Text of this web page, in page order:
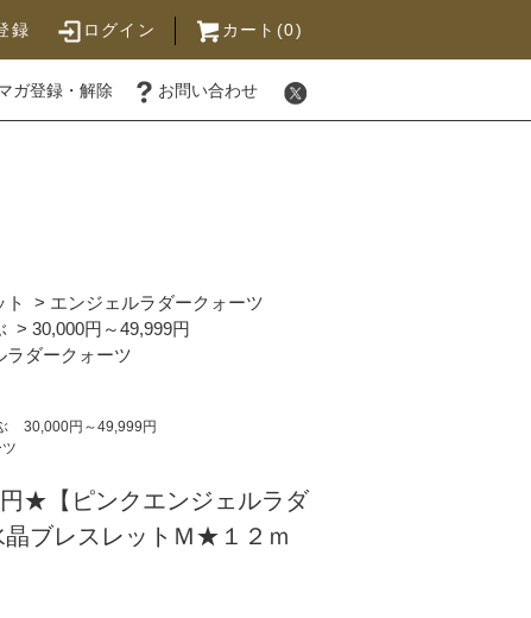
録 ログイン カート(0)
ガ登録・解除 お問い合わせ
ト > エンジェルラダークォーツ
> 30,000円～49,999円
ラダークォーツ
30,000円～49,999円
★【ピンクエンジェルラダ
晶ブレスレットＭ★１２ｍ